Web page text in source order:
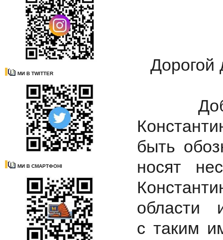
МИ В TWITTER
МИ В СМАРТФОНІ
Дорогой
Добро
быть
носят
области
с таким